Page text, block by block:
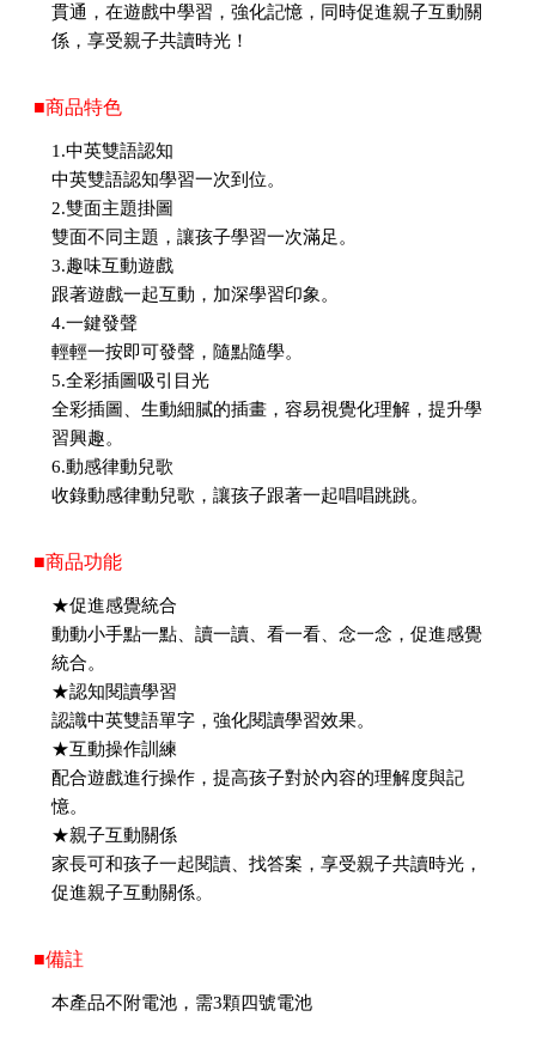
貫通，在遊戲中學習，強化記憶，同時促進親子互動關
係，享受親子共讀時光！
■商品特色
1.中英雙語認知
中英雙語認知學習一次到位。
2.雙面主題掛圖
雙面不同主題，讓孩子學習一次滿足。
3.趣味互動遊戲
跟著遊戲一起互動，加深學習印象。
4.一鍵發聲
輕輕一按即可發聲，隨點隨學。
5.全彩插圖吸引目光
全彩插圖、生動細膩的插畫，容易視覺化理解，提升學
習興趣。
6.動感律動兒歌
收錄動感律動兒歌，讓孩子跟著一起唱唱跳跳。
■商品功能
★促進感覺統合
動動小手點一點、讀一讀、看一看、念一念，促進感覺
統合。
★認知閱讀學習
認識中英雙語單字，強化閱讀學習效果。
★互動操作訓練
配合遊戲進行操作，提高孩子對於內容的理解度與記
憶。
★親子互動關係
家長可和孩子一起閱讀、找答案，享受親子共讀時光，
促進親子互動關係。
■備註
本產品不附電池，需3顆四號電池